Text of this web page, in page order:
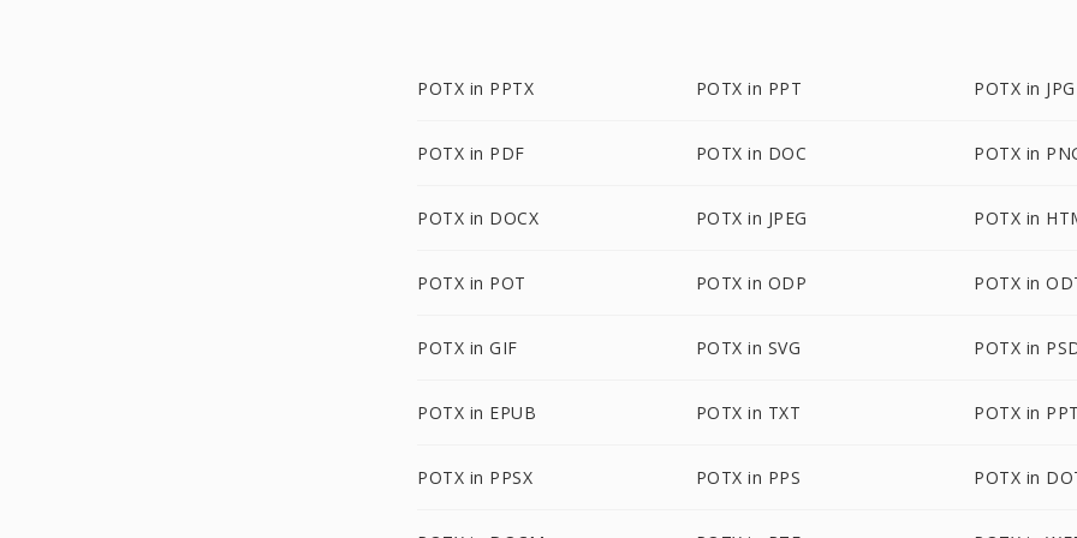
POTX in PPTX POTX in PPT POTX in JPG
POTX in PDF POTX in DOC POTX in
POTX in DOCX POTX in JPEG POTX in
POTX in POT POTX in ODP POTX in
POTX in GIF POTX in SVG POTX in
POTX in EPUB POTX in TXT POTX in
POTX in PPSX POTX in PPS POTX in